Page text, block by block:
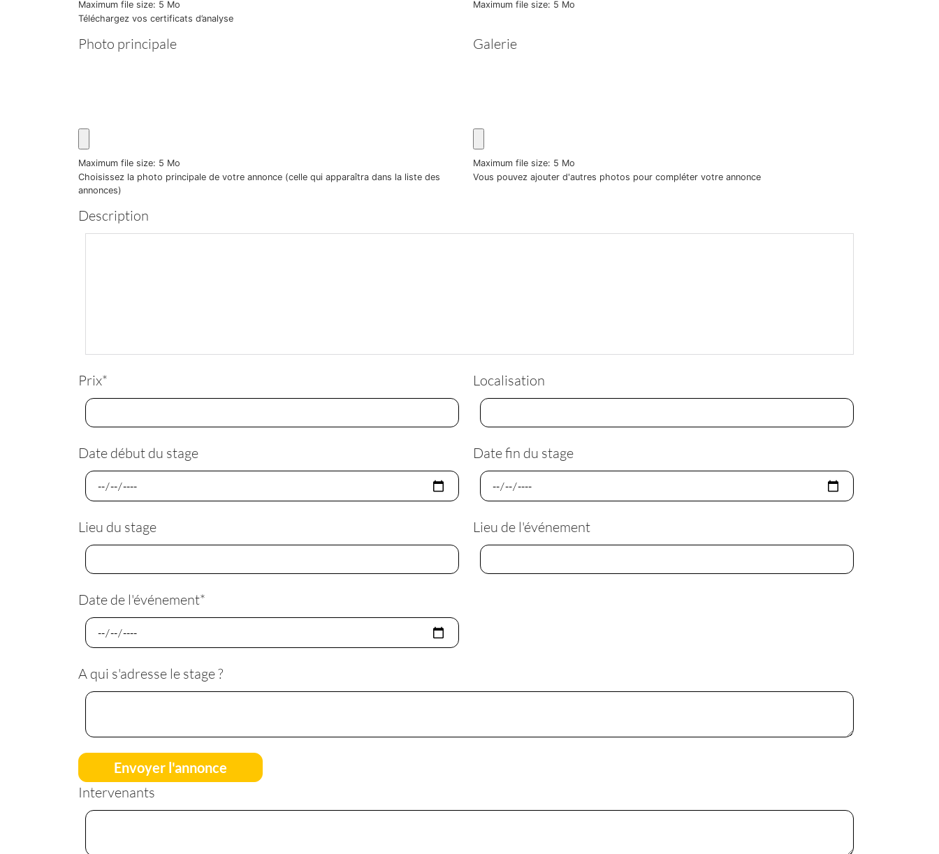
Maximum file size: 5 Mo
Téléchargez vos certificats d’analyse
Maximum file size: 5 Mo
Photo principale
Maximum file size: 5 Mo
Choisissez la photo principale de votre annonce (celle qui apparaîtra dans la liste des
annonces)
Galerie
Maximum file size: 5 Mo
Vous pouvez ajouter d'autres photos pour compléter votre annonce
Description
Prix* Localisation
Date début du stage Date fin du stage
Lieu du stage Lieu de l'événement
Date de l'événement*
A qui s'adresse le stage ?
Envoyer l'annonce
Intervenants